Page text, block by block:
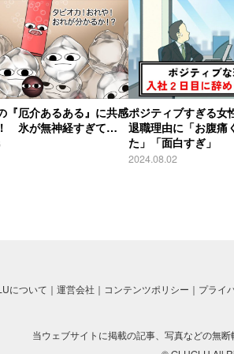
『厄介あるある』に共感
氷が無神経すぎて…
ポジティブすぎる
退職理由に「お腹痛
た」「面白すぎ」
2024.08.02
について 運営会社 コンテンツポリシー プライ
当ウェブサイトに掲載の記事、写真などの無